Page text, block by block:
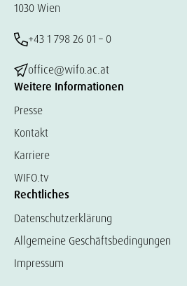
1030 Wien
+43 1 798 26 01 – 0
office@wifo.ac.at
Weitere Informationen
Presse
Kontakt
Karriere
WIFO.tv
Rechtliches
Datenschutzerklärung
Allgemeine Geschäftsbedingungen
Impressum